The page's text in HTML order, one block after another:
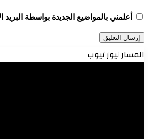
أعلمني بالمواضيع الجديدة بواسطة البريد
نيوز تيوب